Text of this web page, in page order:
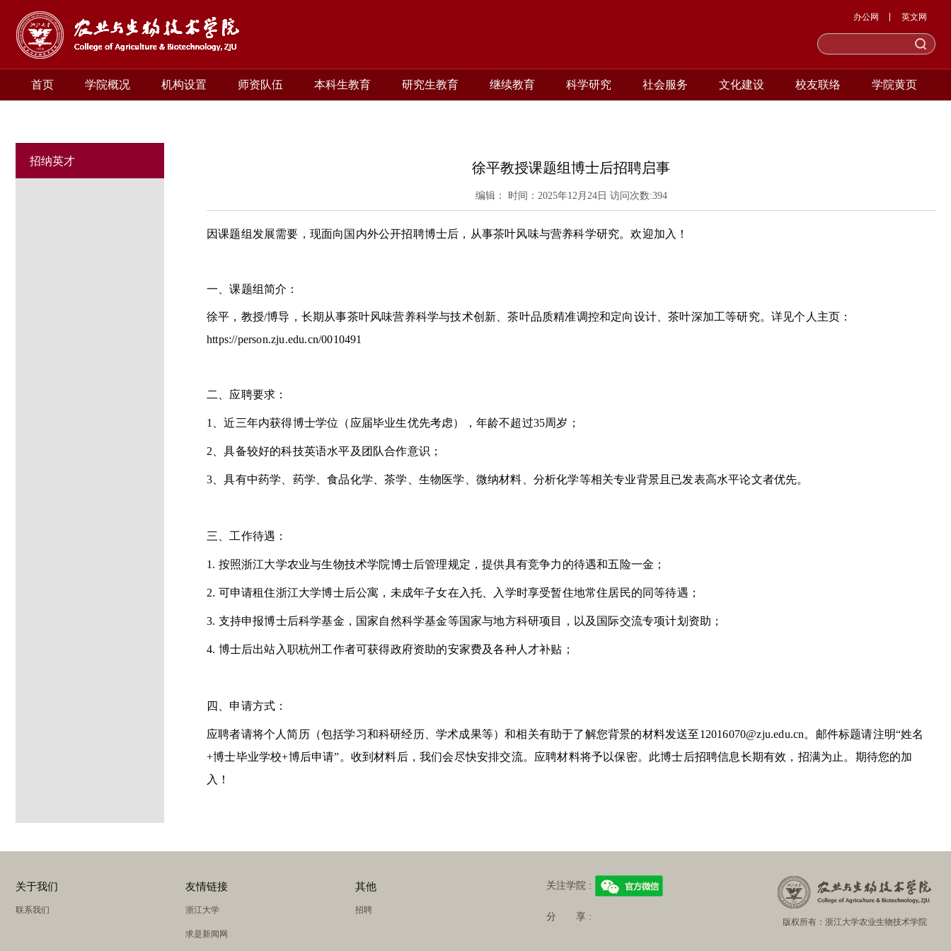
办公网 英文网
首页 学院概况 机构设置 师资队伍 本科生教育 研究生教育 继续教育 科学研究 社会服务 文化建设 校友联络 学院黄页
招纳英才 徐平教授课题组博士后招聘启事
编辑： 时间：2025年12月24日 访问次数:394
因课题组发展需要，现面向国内外公开招聘博士后，从事茶叶风味与营养科学研究。欢迎加入！
一、课题组简介：
徐平，教授/博导，长期从事茶叶风味营养科学与技术创新、茶叶品质精准调控和定向设计、茶叶深加工等研究。详见个人主页：
https://person.zju.edu.cn/0010491
二、应聘要求：
1 、近三年内获得博士学位（应届毕业生优先考虑），年龄不超过35周岁；
2 、具备较好的科技英语水平及团队合作意识；
3 、具有中药学、药学、食品化学、茶学、生物医学、微纳材料、分析化学等相关专业背景 且已发表高水平论文者优先。
三、工作待遇：
1. 按照浙江大学农业与生物技术学院博士后管理规定，提供具有竞争力的待遇和五险一金；
2. 可申请租住浙江大学博士后公寓，未成年子女在入托、入学时享受暂住地常住居民的同等待遇；
3. 支持申报博士后科学基金，国家自然科学基金等国家与地方科研项目，以及国际交流专项计划资助；
4. 博士后出站入职杭州工作者可获得政府资助的安家费及各种人才补贴；
四、申请方式：
应聘者请将个人简历（包括学习和科研经历、学术成果等）和相关有助于了解您背景的材料发送至12016070@zju.edu.cn。邮件标题请注明“姓名
+博士毕业学校+博后申请”。收到材料后，我们会尽快安排交流。应聘材料将予以保密。此博士后招聘信息长期有效，招满为止。期待您的加
入！
关于我们
联系我们
友情链接
浙江大学
求是新闻网
其他
招聘
关注学院 :
分 享 : 版权所有：浙江大学农业生物技术学院